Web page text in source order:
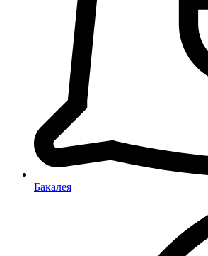
Бакалея